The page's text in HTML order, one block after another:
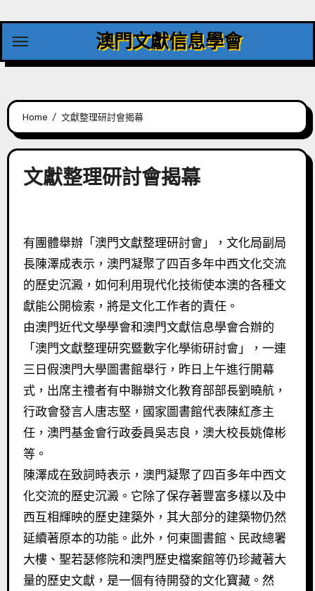
content
澳門文獻信息學會
Home 文獻整理研討會揭幕
文獻整理研討會揭幕
有團體舉辦「澳門文獻整理研討會」，文化局副局
長陳澤成表示，澳門凝聚了四百多年中西文化交流
的歷史沉澱，如何利用現代化技術使本澳的各種文
獻能公開檢索，將是文化工作者的責任。
由澳門近代文學學會和澳門文獻信息學會合辦的
「澳門文獻整理研究暨數字化學術研討會」，一連
三日假澳門大學圖書館舉行，昨日上午進行開幕
式，出席主禮者有中聯辦文化教育部部長劉曉航，
行政會發言人唐志堅，國家圖書館代表陳紅彥主
任，澳門基金會行政委員吳志良，澳大校長姚偉彬
等。
陳澤成在致詞時表示，澳門凝聚了四百多年中西文
化交流的歷史沉澱。它除了保存著豐富多樣以及中
西互相輝映的歷史建築外，其大部分的建築物仍然
延續著原本的功能。此外，何東圖書館、民政總署
大樓、聖若瑟修院和澳門歷史檔案館等仍珍藏著大
量的歷史文獻，是一個有待開發的文化寶藏。然